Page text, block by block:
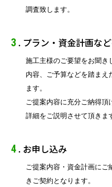
調査致します。
3 . プラン・資金計画な
施工主様のご要望をお聞き
内容、ご予算などを踏まえ
ます。
ご提案内容に充分ご納得頂
詳細をご説明させて頂きま
4 . お申し込み
ご提案内容・資金計画に
きご契約となります。